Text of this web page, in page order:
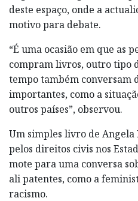
deste espaço, onde a
motivo para debate.
“É uma ocasião em que as
compram livros, outro tipo
tempo também conversam
importantes, como a
outros países”, observou.
Um simples livro de Angela
pelos direitos civis nos
mote para uma conversa
ali patentes, como a
racismo.